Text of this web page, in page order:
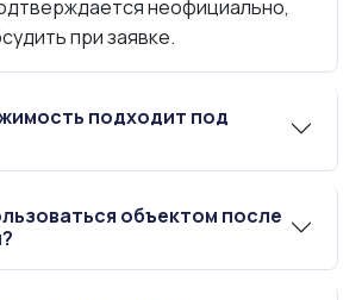
неофициально,
при заявке.
подходит под
объектом после